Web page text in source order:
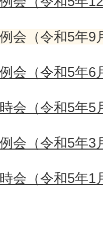
会（令和5年9
会（令和5年6
会（令和5年5
会（令和5年3
会（令和5年1